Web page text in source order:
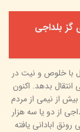
گز بلداجی
با خلوص و نیت در
بدهد. اکنون
و بیش از نیمی از مردم
از دو یا سه هزار
ابادانی یافته